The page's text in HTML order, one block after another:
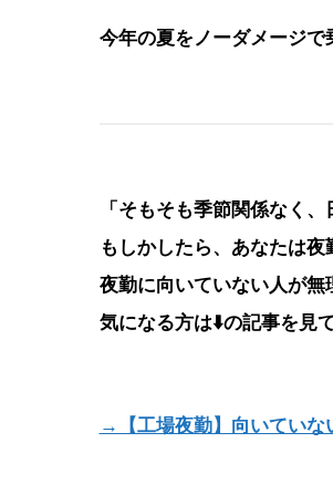
今年の夏をノーダメージで
「そもそも季節関係なく
もしかしたら、あなたは夜
夜勤に向いていない人が無
気になる方は⬇️の記事を見
→【工場夜勤】向いていな